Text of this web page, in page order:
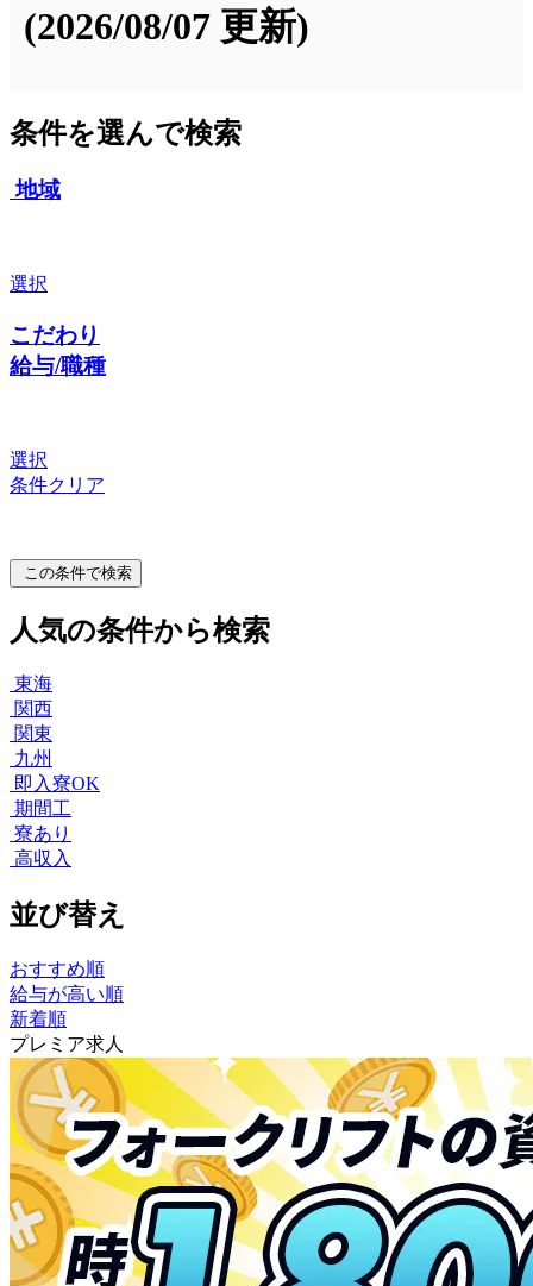
(2026/08/07 更新)
条件を選んで検索
地域
選択
こだわり
給与/職種
選択
条件クリア
この条件で検索
人気の条件から検索
東海
関西
関東
九州
即入寮OK
期間工
寮あり
高収入
並び替え
おすすめ順
給与が高い順
新着順
プレミア求人